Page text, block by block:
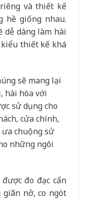
và thiết kế
hề giống nhau.
dễ dàng làm hài
thiết kế khá
sẽ mang lại
hài hòa với
sử dụng cho
cửa chính,
chuộng sử
những ngôi
đo đạc cẩn
nở, co ngót